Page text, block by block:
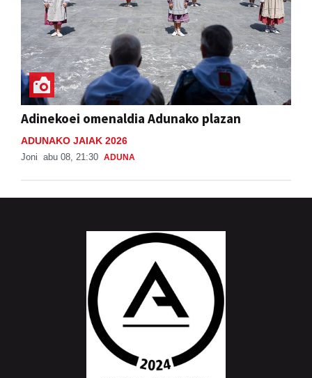
Adinekoei omenaldia Adunako plazan
ADUNAKO JAIAK 2026
Joni abu 08, 21:30 ADUNA